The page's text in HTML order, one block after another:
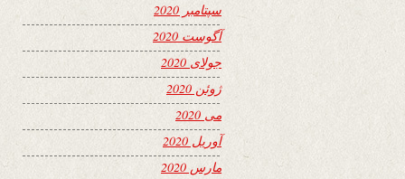
سپتامبر 2020
آگوست 2020
جولای 2020
ژوئن 2020
می 2020
آوریل 2020
مارس 2020